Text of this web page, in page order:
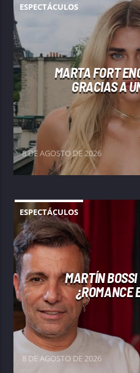
ESPECTÁCULOS
MARTA FORT
GRACIAS A
8 DE AGOSTO DE 2026
ESPECTÁCULOS
MARTÍN
¿ROMANCE
8 DE AGOSTO DE 2026